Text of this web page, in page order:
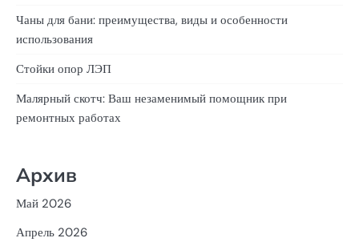
Чаны для бани: преимущества, виды и особенности
использования
Стойки опор ЛЭП
Малярный скотч: Ваш незаменимый помощник при
ремонтных работах
Архив
Май 2026
Апрель 2026